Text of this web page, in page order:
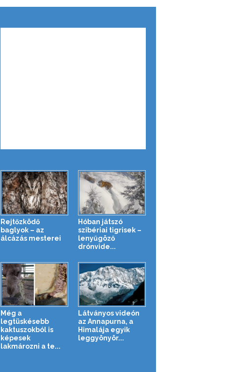
Rejtőzködő
baglyok – az
álcázás mesterei
Hóban játszó
szibériai tigrisek –
lenyűgöző
drónvide...
Még a
legtüskésebb
kaktuszokból is
képesek
lakmározni a te...
Látványos videón
az Annapurna, a
Himalája egyik
leggyönyör...